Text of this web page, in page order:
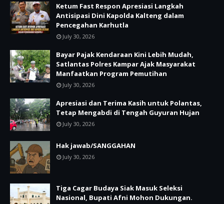
Ketum Fast Respon Apresiasi Langkah
Antisipasi Dini Kapolda Kalteng dalam
Pencegahan Karhutla
July 30, 2026
Bayar Pajak Kendaraan Kini Lebih Mudah,
Satlantas Polres Kampar Ajak Masyarakat
Manfaatkan Program Pemutihan
July 30, 2026
Apresiasi dan Terima Kasih untuk Polantas,
Tetap Mengabdi di Tengah Guyuran Hujan
July 30, 2026
Hak jawab/SANGGAHAN
July 30, 2026
Tiga Cagar Budaya Siak Masuk Seleksi
Nasional, Bupati Afni Mohon Dukungan.